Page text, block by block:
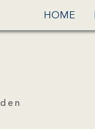
HOME